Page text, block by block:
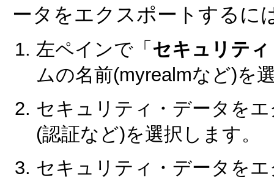
ータをエクスポートするに
左ペインで「 セキュリテ
ムの名前(myrealmなど)を
セキュリティ・データを
(認証など)を選択します。
セキュリティ・データを